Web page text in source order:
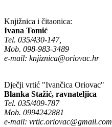
Knjižnica i čitaonica:
Ivana Tomić
Tel. 035/430-147,
Mob. 098-983-3489
e-mail: knjiznica@oriovac.hr
Dječji vrtić "Ivančica Oriovac"
Blanka Stažić, ravnateljica
Tel. 035/409-787
Mob. 0994242881
e-mail: vrtic.oriovac@gmail.com